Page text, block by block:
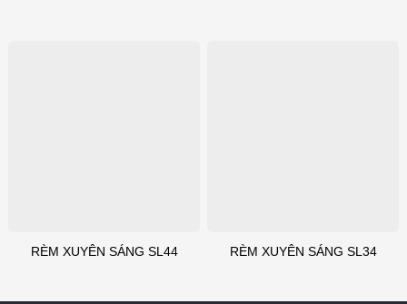
RÈM XUYÊN SÁNG SL44 RÈM XUYÊN SÁNG SL34